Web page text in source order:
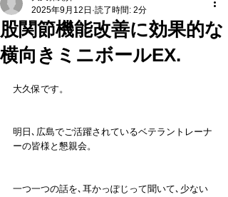
股関節機能改善に効果的な
横向きミニボールEX.
2025年9月12日 読了時間: 2分
大久保です。
明日､広島でご活躍されているベテラントレーナ
ーの皆様と懇親会。
一つ一つの話を､耳かっぽじって聞いて､少ない